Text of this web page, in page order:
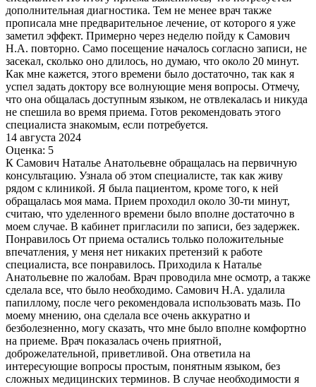
дополнительная диагностика. Тем не менее врач также
прописала мне предварительное лечение, от которого я уже
заметил эффект. Примерно через неделю пойду к Самович
Н.А. повторно. Само посещение началось согласно записи, не
засекал, сколько оно длилось, но думаю, что около 20 минут.
Как мне кажется, этого времени было достаточно, так как я
успел задать доктору все волнующие меня вопросы. Отмечу,
что она общалась доступным языком, не отвлекалась и никуда
не спешила во время приема. Готов рекомендовать этого
специалиста знакомым, если потребуется.
14 августа 2024
Оценка: 5
К Самович Наталье Анатольевне обращалась на первичную
консультацию. Узнала об этом специалисте, так как живу
рядом с клиникой. Я была пациентом, кроме того, к ней
обращалась моя мама. Прием проходил около 30-ти минут,
считаю, что уделенного времени было вполне достаточно в
моем случае. В кабинет пригласили по записи, без задержек.
Понравилось От приема остались только положительные
впечатления, у меня нет никаких претензий к работе
специалиста, все понравилось. Приходила к Наталье
Анатольевне по жалобам. Врач проводила мне осмотр, а также
сделала все, что было необходимо. Самович Н.А. удалила
папиллому​, после чего рекомендовала использовать мазь. По
моему мнению, она сделала все очень аккуратно и
безболезненно, могу сказать, что мне было вполне комфортно
на приеме. Врач показалась очень приятной,
доброжелательной, приветливой. Она ответила на
интересующие вопросы простым, понятным языком, без
сложных медицинских терминов. В случае необходимости я